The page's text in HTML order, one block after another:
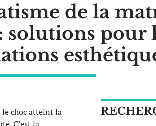
de la
solutions
le choc atteint la